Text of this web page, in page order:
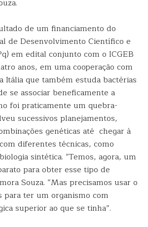
de um financiamento do
de Desenvolvimento Científico e
em edital conjunto com o ICGEB
anos, em uma cooperação com
Itália que também estuda bactérias
se associar beneficamente a
foi praticamente um quebra-
sucessivos planejamentos,
genéticas até chegar à
diferentes técnicas, como
sintética. “Temos, agora, um
para obter esse tipo de
Souza. “Mas precisamos usar o
para ter um organismo com
superior ao que se tinha”.